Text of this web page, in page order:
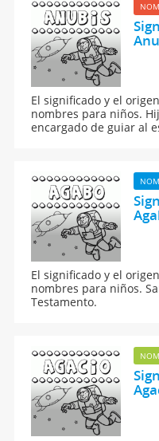
El significado y el
nombres para niños.
encargado de guiar al
El significado y el
nombres para niños.
Testamento.